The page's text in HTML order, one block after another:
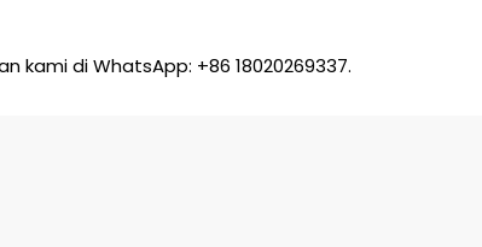
di WhatsApp: +86 18020269337.